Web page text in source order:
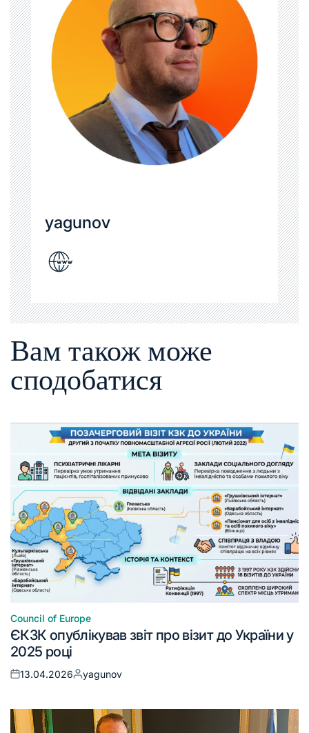
yagunov
Вам також може
сподобатися
Council of Europe
ЄКЗК опублікував звіт про візит до України у
2025 році
13.04.2026 yagunov